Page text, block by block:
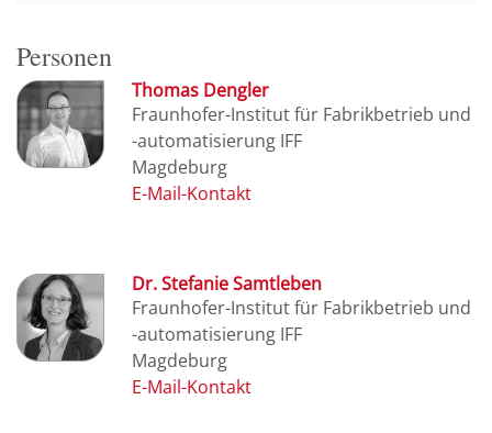
Personen
Thomas Dengler
Fraunhofer-Institut für Fabrikbetrieb und
-automatisierung IFF
Magdeburg
Dr. Stefanie Samtleben
Fraunhofer-Institut für Fabrikbetrieb und
-automatisierung IFF
Magdeburg